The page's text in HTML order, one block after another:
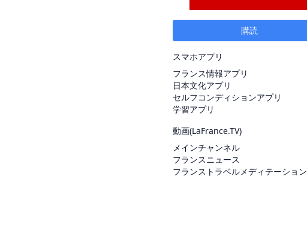
購読
スマホアプリ
フランス情報アプリ
日本文化アプリ
セルフコンディションアプリ
学習アプリ
動画(LaFrance.TV)
メインチャンネル
フランスニュース
フランストラベルメディテーション